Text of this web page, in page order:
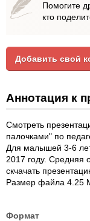
Помогите
кто
Добавить свой
Аннотация к
Смотреть
палочками" по
Для малышей 3-6
2017 году. Средняя
скчачать
Размер файла 4.25
Формат